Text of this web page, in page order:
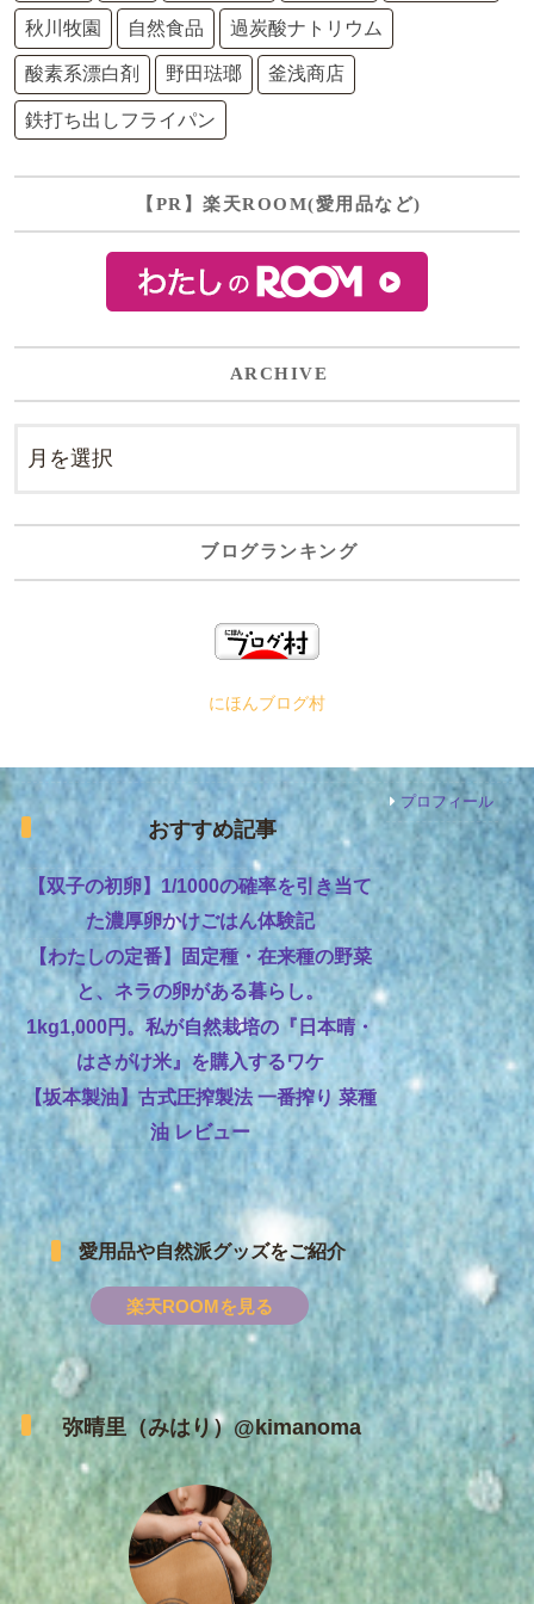
秋川牧園 自然食品 過炭酸ナトリウム
酸素系漂白剤 野田琺瑯 釜浅商店
鉄打ち出しフライパン
【PR】楽天ROOM(愛用品など)
ARCHIVE
ブログランキング
にほんブログ村
おすすめ記事
【双子の初卵】1/1000の確率を引き当て
た濃厚卵かけごはん体験記
【わたしの定番】固定種・在来種の野菜
と、ネラの卵がある暮らし。
1kg1,000円。私が自然栽培の『日本晴・
はさがけ米』を購入するワケ
【坂本製油】古式圧搾製法 一番搾り 菜種
油 レビュー
愛用品や自然派グッズをご紹介
楽天ROOMを見る
弥晴里（みはり）@kimanoma
プロフィール